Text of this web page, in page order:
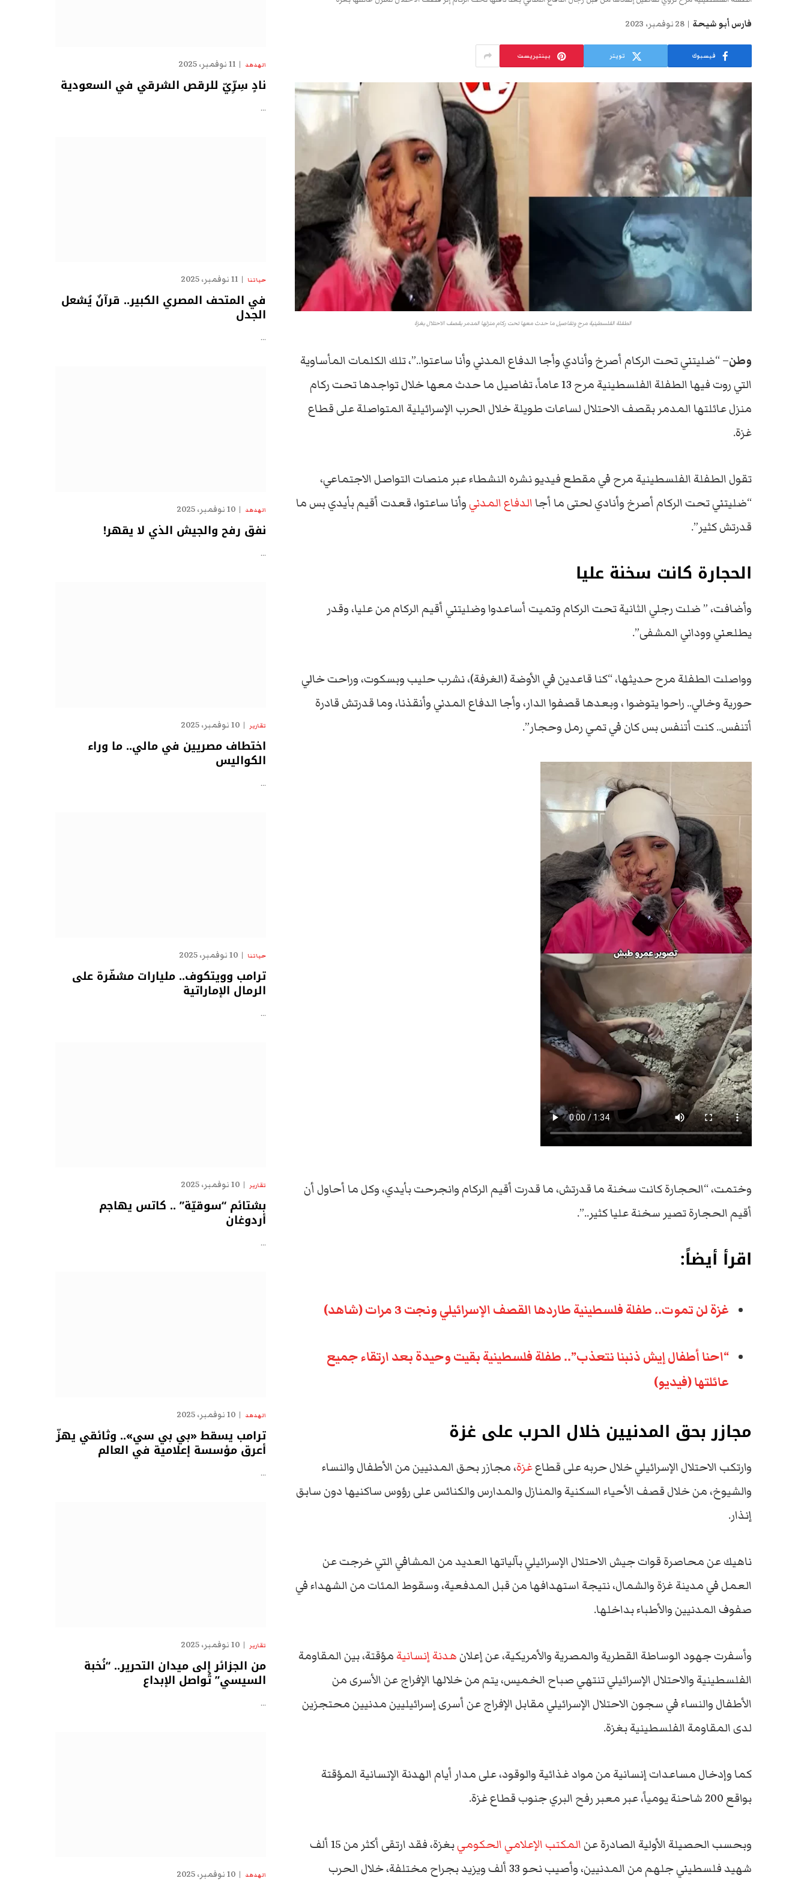
فارس أبو شيحة 28 نوفمبر، 2023
فيسبوك تويتر بينتيريست
الطفلة الفلسطينية مرح وتفاصيل ما حدث معها تحت ركام منزلها المدمر بقصف الاحتلال بغزة
وطن– “ضليتني تحت الركام أصرخ وأنادي وأجا الدفاع المدني وأنا ساعتوا..”، تلك الكلمات المأساوية
التي روت فيها الطفلة الفلسطينية مرح 13 عاماً، تفاصيل ما حدث معها خلال تواجدها تحت ركام
منزل عائلتها المدمر بقصف الاحتلال لساعات طويلة خلال الحرب الإسرائيلية المتواصلة على قطاع
غزة.
تقول الطفلة الفلسطينية مرح في مقطع فيديو نشره النشطاء عبر منصات التواصل الاجتماعي،
“ضليتني تحت الركام أصرخ وأنادي لحتى ما أجا الدفاع المدنيوأنا ساعتوا، قعدت أقيم بأيدي بس ما
قدرتش كثير”.
الحجارة كانت سخنة عليا
وأضافت، ” ضلت رجلي الثانية تحت الركام وتميت أساعدوا وضليتني أقيم الركام من عليا، وقدر
يطلعني ووداني المشفى”.
وواصلت الطفلة مرح حديثها، “كنا قاعدين في الأوضة (الغرفة)، نشرب حليب وبسكوت، وراحت خالي
حورية وخالي.. راحوا يتوضوا ، وبعدها قصفوا الدار، وأجا الدفاع المدني وأنقذنا، وما قدرتش قادرة
أتنفس.. كنت أتنفس بس كان في تمي رمل وحجار”.
وختمت، “الحجارة كانت سخنة ما قدرتش، ما قدرت أقيم الركام وانجرحت بأيدي، وكل ما أحاول أن
أقيم الحجارة تصير سخنة عليا كثير..”.
اقرأ أيضاً:
غزة لن تموت.. طفلة فلسطينية طاردها القصف الإسرائيلي ونجت 3 مرات (شاهد)
“احنا أطفال إيش ذنبنا نتعذب”.. طفلة فلسطينية بقيت وحيدة بعد ارتقاء جميع
عائلتها (فيديو)
مجازر بحق المدنيين خلال الحرب على غزة
وارتكب الاحتلال الإسرائيلي خلال حربه على قطاعغزة، مجازر بحق المدنيين من الأطفال والنساء
والشيوخ، من خلال قصف الأحياء السكنية والمنازل والمدارس والكنائس على رؤوس ساكنيها دون سابق
إنذار.
ناهيك عن محاصرة قوات جيش الاحتلال الإسرائيلي بآلياتها العديد من المشافي التي خرجت عن
العمل في مدينة غزة والشمال، نتيجة استهدافها من قبل المدفعية، وسقوط المئات من الشهداء في
صفوف المدنيين والأطباء بداخلها.
وأسفرت جهود الوساطة القطرية والمصرية والأمريكية، عن إعلانهدنة إنسانيةمؤقتة، بين المقاومة
الفلسطينية والاحتلال الإسرائيلي تنتهي صباح الخميس، يتم من خلالها الإفراج عن الأسرى من
الأطفال والنساء في سجون الاحتلال الإسرائيلي مقابل الإفراج عن أسرى إسرائيليين مدنيين محتجزين
لدى المقاومة الفلسطينية بغزة.
كما وإدخال مساعدات إنسانية من مواد غذائية والوقود، على مدار أيام الهدنة الإنسانية المؤقتة
بواقع 200 شاحنة يومياً، عبر معبر رفح البري جنوب قطاع غزة.
وبحسب الحصيلة الأولية الصادرة عنالمكتب الإعلامي الحكومي
بغزة، فقد ارتقى أكثر من 15 ألف
شهيد فلسطيني جلهم من المدنيين، وأصيب نحو 33 ألف ويزيد بجراح مختلفة، خلال الحرب
الهدهد 11 نوفمبر، 2025
نادٍ سِرِّيّ للرقص الشرقي في السعودية
…
حياتنا 11 نوفمبر، 2025
في المتحف المصري الكبير.. قرآنٌ يُشعل
الجدل
…
الهدهد 10 نوفمبر، 2025
نفق رفح والجيش الذي لا يقهر!
…
تقارير 10 نوفمبر، 2025
اختطاف مصريين في مالي.. ما وراء
الكواليس
…
حياتنا 10 نوفمبر، 2025
ترامب وويتكوف.. مليارات مشفّرة على
الرمال الإماراتية
…
تقارير 10 نوفمبر، 2025
بشتائم “سوقيّة” .. كاتس يهاجم
أردوغان
…
الهدهد 10 نوفمبر، 2025
ترامب يسقط «بي بي سي».. وثائقي يهزّ
أعرق مؤسسة إعلامية في العالم
…
تقارير 10 نوفمبر، 2025
من الجزائر إلى ميدان التحرير.. “نُخبة
السيسي” تُواصل الإبداع
…
الهدهد 10 نوفمبر، 2025